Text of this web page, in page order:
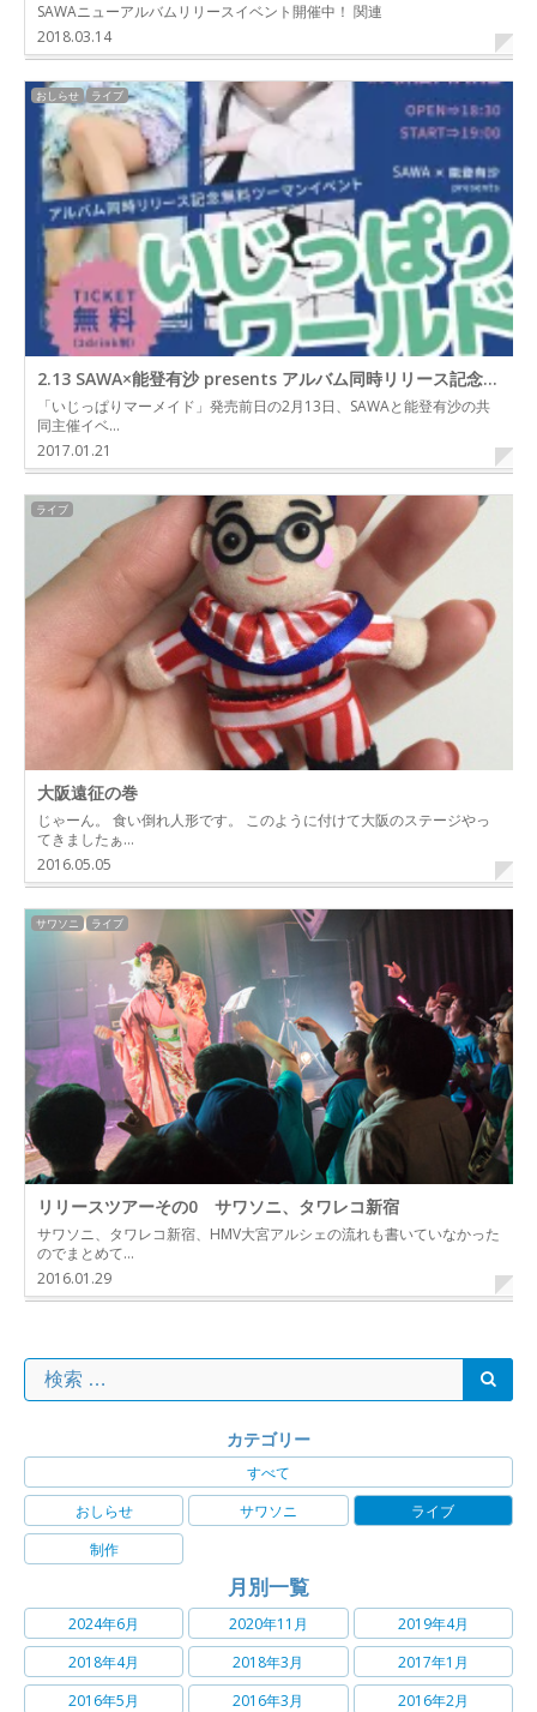
SAWAニューアルバムリリースイベント開催中！ 関連
2018.03.14
おしらせ ライブ
2.13 SAWA×能登有沙 presents アルバム同時リリース記念無料ツーマンイベント「いじっぱりワールド」
「いじっぱりマーメイド」発売前日の2月13日、SAWAと能登有沙の共
同主催イベ…
2017.01.21
ライブ
大阪遠征の巻
じゃーん。 食い倒れ人形です。 このように付けて大阪のステージやっ
てきましたぁ…
2016.05.05
サワソニ ライブ
リリースツアーその0 サワソニ、タワレコ新宿
サワソニ、タワレコ新宿、HMV大宮アルシェの流れも書いていなかった
のでまとめて…
2016.01.29
カテゴリー
すべて
おしらせ
サワソニ
ライブ
制作
月別一覧
2024年6月 2020年11月
2019年4月
2018年4月
2018年3月
2017年1月
2016年5月
2016年3月
2016年2月